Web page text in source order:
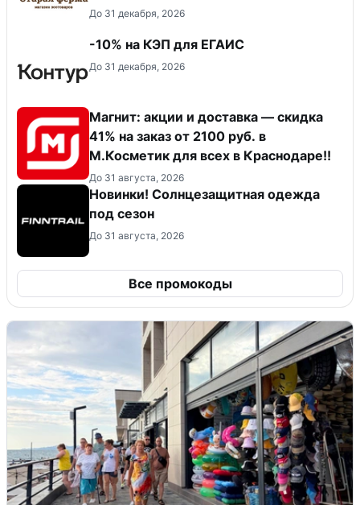
До 31 декабря, 2026
-10% на КЭП для ЕГАИС
До 31 декабря, 2026
Магнит: акции и доставка — скидка
41% на заказ от 2100 руб. в
М.Косметик для всех в Краснодаре!!
До 31 августа, 2026
Новинки! Солнцезащитная одежда
под сезон
До 31 августа, 2026
Все промокоды